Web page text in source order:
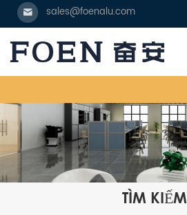
sales@foenalu.com
TÌM KIẾM